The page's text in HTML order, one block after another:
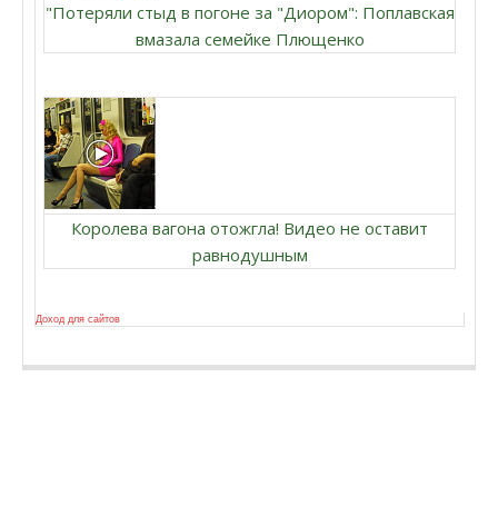
"Потеряли стыд в погоне за "Диором": Поплавская
вмазала семейке Плющенко
Королева вагона отожгла! Видео не оставит
равнодушным
Доход для сайтов